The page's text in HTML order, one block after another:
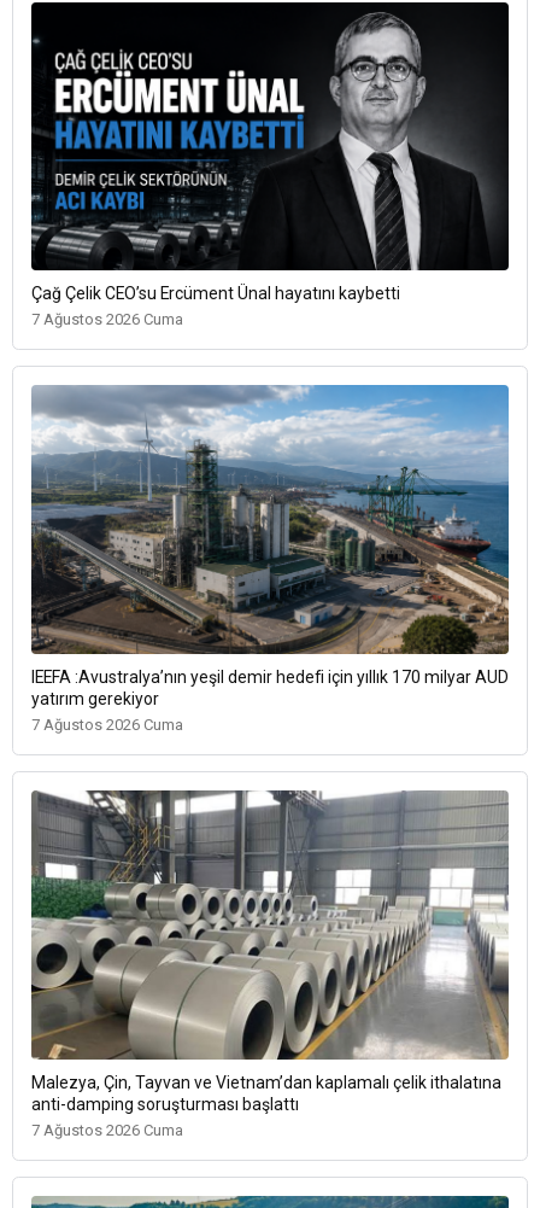
Çağ Çelik CEO’su Ercüment Ünal hayatını kaybetti
7 Ağustos 2026 Cuma
IEEFA :Avustralya’nın yeşil demir hedefi için yıllık 170 milyar AUD
yatırım gerekiyor
7 Ağustos 2026 Cuma
Malezya, Çin, Tayvan ve Vietnam’dan kaplamalı çelik ithalatına
anti-damping soruşturması başlattı
7 Ağustos 2026 Cuma